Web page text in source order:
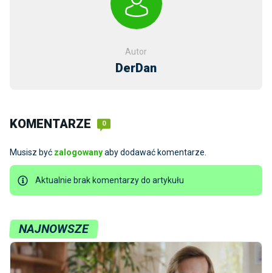
Autor
DerDan
KOMENTARZE 0
Musisz być zalogowanyaby dodawać komentarze.
Aktualnie brak komentarzy do artykułu
NAJNOWSZE